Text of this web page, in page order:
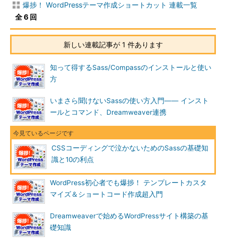
爆捗！ WordPressテーマ作成ショートカット 連載一覧
全 6 回
新しい連載記事が 1 件あります
知って得するSass/Compassのインストールと使い
方
いまさら聞けないSassの使い方入門―― インスト
ールとコマンド、Dreamweaver連携
CSSコーディングで泣かないためのSassの基礎知
識と10の利点
WordPress初心者でも爆捗！ テンプレートカスタ
マイズ＆ショートコード作成超入門
Dreamweaverで始めるWordPressサイト構築の基
礎知識